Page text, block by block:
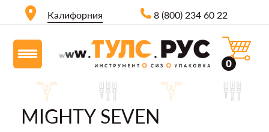
Калифорния 8 (800) 234 60 22
0
MIGHTY SEVEN